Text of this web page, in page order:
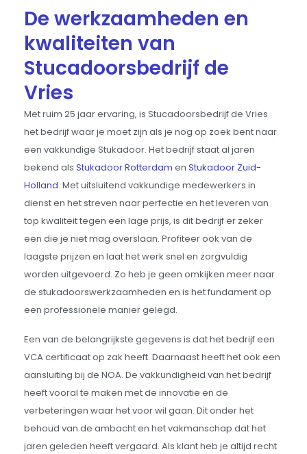
De werkzaamheden en
kwaliteiten van
Stucadoorsbedrijf de
Vries
Met ruim 25 jaar ervaring, is Stucadoorsbedrijf de Vries
het bedrijf waar je moet zijn als je nog op zoek bent naar
een vakkundige Stukadoor. Het bedrijf staat al jaren
bekend alsStukadoor Rotterdam enStukadoor Zuid-
Holland. Met uitsluitend vakkundige medewerkers in
dienst en het streven naar perfectie en het leveren van
top kwaliteit tegen een lage prijs, is dit bedrijf er zeker
een die je niet mag overslaan. Profiteer ook van de
laagste prijzen en laat het werk snel en zorgvuldig
worden uitgevoerd. Zo heb je geen omkijken meer naar
de stukadoorswerkzaamheden en is het fundament op
een professionele manier gelegd.
Een van de belangrijkste gegevens is dat het bedrijf een
VCA certificaat op zak heeft. Daarnaast heeft het ook een
aansluiting bij de NOA. De vakkundigheid van het bedrijf
heeft vooral te maken met de innovatie en de
verbeteringen waar het voor wil gaan. Dit onder het
behoud van de ambacht en het vakmanschap dat het
jaren geleden heeft vergaard. Als klant heb je altijd recht